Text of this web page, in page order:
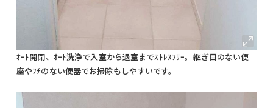
ｵｰﾄ開閉、ｵｰﾄ洗浄で入室から退室までｽﾄﾚｽﾌﾘｰ。継ぎ目のない便
座やﾌﾁのない便器でお掃除もしやすいです。